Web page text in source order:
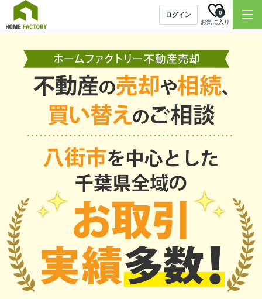
ログイン
お気に入り
0